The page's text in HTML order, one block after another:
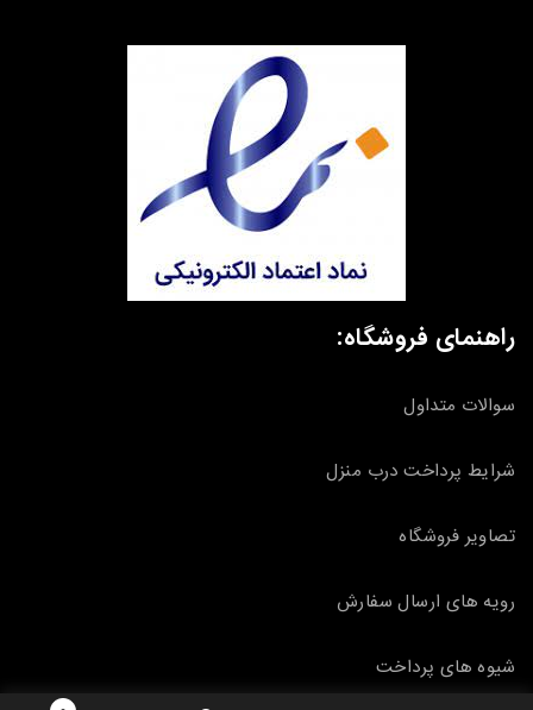
راهنمای فروشگاه:
سوالات متداول
شرایط پرداخت درب منزل
تصاویر فروشگاه
رویه های ارسال سفارش
شیوه های پرداخت